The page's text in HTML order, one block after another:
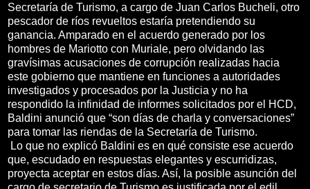
Secretaría de Turismo, a cargo de Juan Carlos Bucheli, otro
pescador de ríos revueltos estaría pretendiendo su
ganancia. Amparado en el acuerdo generado por los
hombres de Mariotto con Muriale, pero olvidando las
gravísimas acusaciones de corrupción realizadas hacia
este gobierno que mantiene en funciones a autoridades
investigados y procesados por la Justicia y no ha
respondido la infinidad de informes solicitados por el HCD,
Baldini anunció que “son días de charla y conversaciones”
para tomar las riendas de la Secretaría de Turismo.
Lo que no explicó Baldini es en qué consiste ese acuerdo
que, escudado en respuestas elegantes y escurridizas,
proyecta aceptar en estos días. Así, la posible asunción del